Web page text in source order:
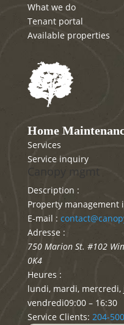
What we do
Tenant portal
Available properties
Home
Services
Service inquiry
Canopy mgmt
Description :
Property management
E-mail :
Adresse :
750 Marion St. #102
0K4
Heures :
lundi, mardi, mercredi,
vendredi09:00 – 16:30
Service Clients: 204-